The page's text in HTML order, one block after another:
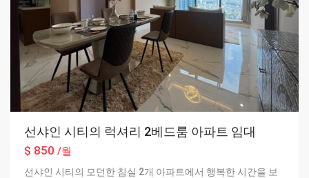
선샤인 시티의 럭셔리 2베드룸 아파트 임대
$ 850 /월
선샤인 시티의 모던한 침실 2개 아파트에서 행복한 시간을 보